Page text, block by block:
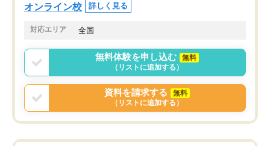
オンライン校 詳しく見る
対応エリア 全国
無料体験を申し込む
無料
（リストに追加する）
資料を請求する
無料
（リストに追加する）